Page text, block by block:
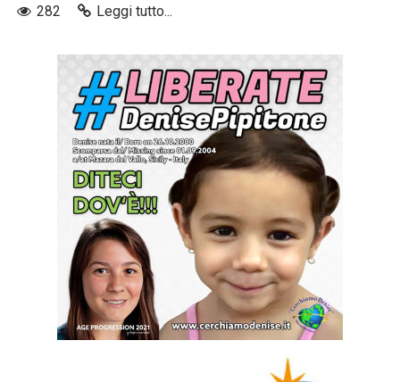
282
Leggi tutto...